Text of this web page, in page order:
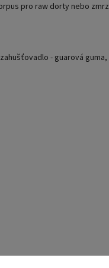
pro raw dorty nebo
- guarová